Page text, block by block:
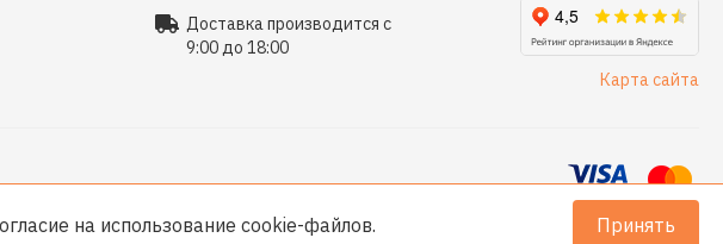
Доставка производится с
9:00 до 18:00
Карта сайта
на использование cookie-файлов. Принять